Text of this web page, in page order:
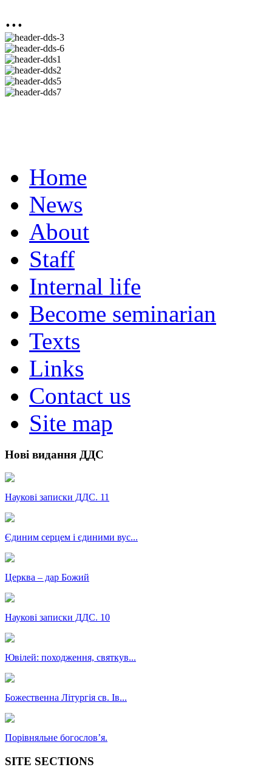
...
Home
News
About
Staff
Internal life
Become seminarian
Texts
Links
Contact us
Site map
Нові видання ДДС
Наукові записки ДДС. 11
Єдиним серцем і єдиними вус...
Церква – дар Божий
Наукові записки ДДС. 10
Ювілей: походження, святкув...
Божественна Літургія св. Ів...
Порівняльне богословʼя.
SITE SECTIONS